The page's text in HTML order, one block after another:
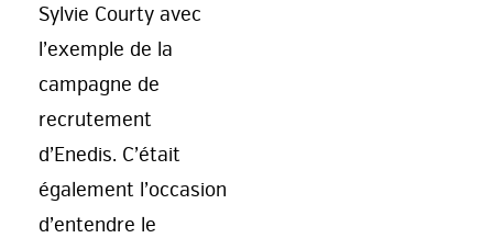
Sylvie Courty avec
l’exemple de la
campagne de
recrutement
d’Enedis. C’était
également l’occasion
d’entendre le